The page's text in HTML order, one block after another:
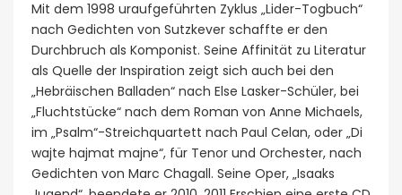
Mit dem 1998 uraufgeführten Zyklus „Lider-Togbuch“
nach Gedichten von Sutzkever schaffte er den
Durchbruch als Komponist. Seine Affinität zu Literatur
als Quelle der Inspiration zeigt sich auch bei den
„Hebräischen Balladen“ nach Else Lasker-Schüler, bei
„Fluchtstücke“ nach dem Roman von Anne Michaels,
im „Psalm“-Streichquartett nach Paul Celan, oder „Di
wajte hajmat majne“, für Tenor und Orchester, nach
Gedichten von Marc Chagall. Seine Oper, „Isaaks